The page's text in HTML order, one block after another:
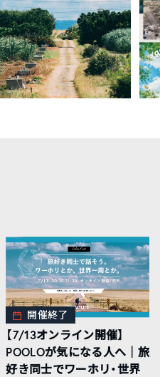
開催終了
【7/13オンライン開催】
POOLOが気になる人へ｜旅
好き同士でワーホリ・世界